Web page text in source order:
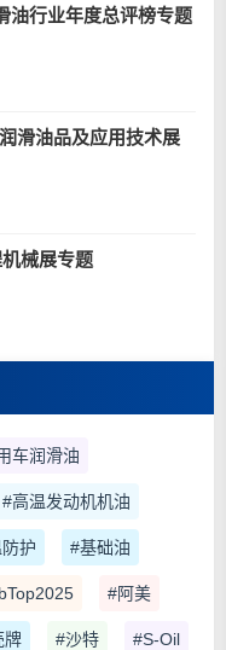
油行业年度总评榜专题
滑油品及应用技术展
械展专题
车润滑油
#高温发动机机油
护 #基础油
#阿美
牌 #沙特 #S-Oil